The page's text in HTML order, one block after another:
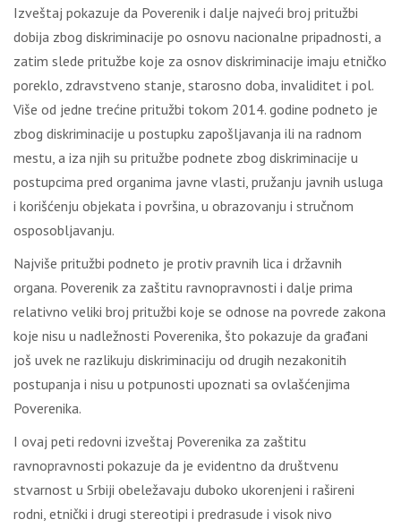
Izveštaj pokazuje da Poverenik i dalje najveći broj pritužbi
dobija zbog diskriminacije po osnovu nacionalne pripadnosti, a
zatim slede pritužbe koje za osnov diskriminacije imaju etničko
poreklo, zdravstveno stanje, starosno doba, invaliditet i pol.
Više od jedne trećine pritužbi tokom 2014. godine podneto je
zbog diskriminacije u postupku zapošljavanja ili na radnom
mestu, a iza njih su pritužbe podnete zbog diskriminacije u
postupcima pred organima javne vlasti, pružanju javnih usluga
i korišćenju objekata i površina, u obrazovanju i stručnom
osposobljavanju.
Najviše pritužbi podneto je protiv pravnih lica i državnih
organa. Poverenik za zaštitu ravnopravnosti i dalje prima
relativno veliki broj pritužbi koje se odnose na povrede zakona
koje nisu u nadležnosti Poverenika, što pokazuje da građani
još uvek ne razlikuju diskriminaciju od drugih nezakonitih
postupanja i nisu u potpunosti upoznati sa ovlašćenjima
Poverenika.
I ovaj peti redovni izveštaj Poverenika za zaštitu
ravnopravnosti pokazuje da je evidentno da društvenu
stvarnost u Srbiji obeležavaju duboko ukorenjeni i rašireni
rodni, etnički i drugi stereotipi i predrasude i visok nivo